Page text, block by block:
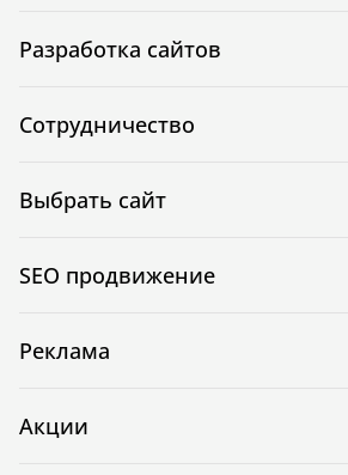
Разработка сайтов
Сотрудничество
Выбрать сайт
SEO продвижение
Реклама
Акции